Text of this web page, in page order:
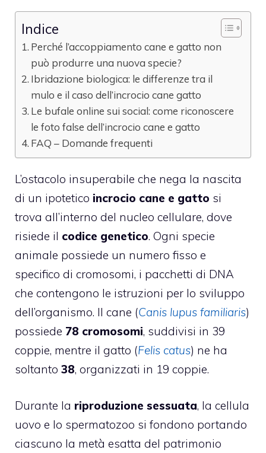
Indice
Perché l’accoppiamento cane e gatto non
può produrre una nuova specie?
Ibridazione biologica: le differenze tra il
mulo e il caso dell’incrocio cane gatto
Le bufale online sui social: come riconoscere
le foto false dell’incrocio cane e gatto
FAQ – Domande frequenti
L’ostacolo insuperabile che nega la nascita
di un ipotetico incrocio cane e gatto si
trova all’interno del nucleo cellulare, dove
risiede il codice genetico. Ogni specie
animale possiede un numero fisso e
specifico di cromosomi, i pacchetti di DNA
che contengono le istruzioni per lo sviluppo
dell’organismo. Il cane (Canis lupus familiaris)
possiede 78 cromosomi, suddivisi in 39
coppie, mentre il gatto (Felis catus) ne ha
soltanto 38, organizzati in 19 coppie.
Durante la riproduzione sessuata, la cellula
uovo e lo spermatozoo si fondono portando
ciascuno la metà esatta del patrimonio